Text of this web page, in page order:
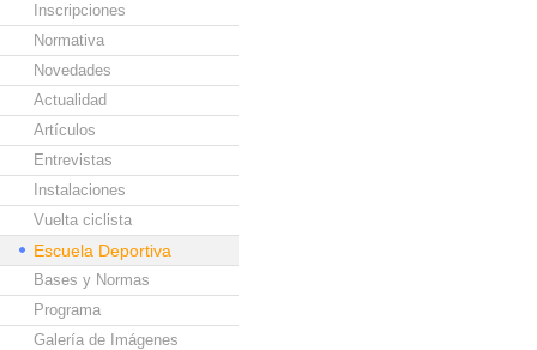
Inscripciones
Normativa
Novedades
Actualidad
Artículos
Entrevistas
Instalaciones
Vuelta ciclista
Escuela Deportiva
Bases y Normas
Programa
Galería de Imágenes